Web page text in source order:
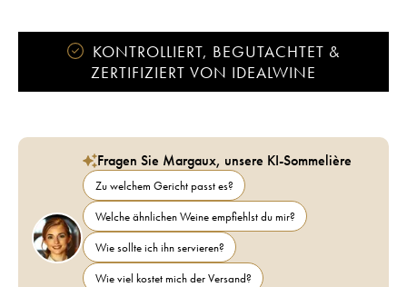
KONTROLLIERT, BEGUTACHTET &
ZERTIFIZIERT VON IDEALWINE
Fragen Sie Margaux, unsere KI-Sommelière
Zu welchem Gericht passt es?
Welche ähnlichen Weine empfiehlst du mir?
Wie sollte ich ihn servieren?
Wie viel kostet mich der Versand?